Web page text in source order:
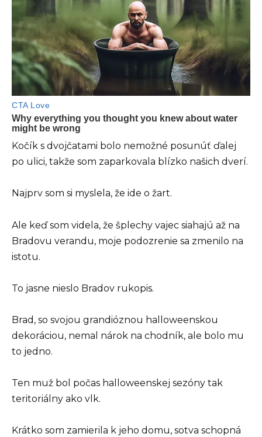
Kočík s dvojčatami bolo nemožné posunúť ďalej
po ulici, takže som zaparkovala blízko našich dverí.
Najprv som si myslela, že ide o žart.
Ale keď som videla, že šplechy vajec siahajú až na
Bradovu verandu, moje podozrenie sa zmenilo na
istotu.
To jasne nieslo Bradov rukopis.
Brad, so svojou grandióznou halloweenskou
dekoráciou, nemal nárok na chodník, ale bolo mu
to jedno.
Ten muž bol počas halloweenskej sezóny tak
teritoriálny ako vlk.
Krátko som zamierila k jeho domu, sotva schopná